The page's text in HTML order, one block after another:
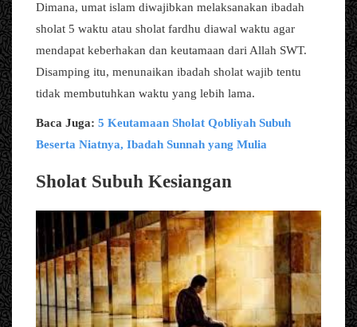
Dimana, umat islam diwajibkan melaksanakan ibadah
sholat 5 waktu atau sholat fardhu diawal waktu agar
mendapat keberhakan dan keutamaan dari Allah SWT.
Disamping itu, menunaikan ibadah sholat wajib tentu
tidak membutuhkan waktu yang lebih lama.
Baca Juga: 5 Keutamaan Sholat Qobliyah Subuh
Beserta Niatnya, Ibadah Sunnah yang Mulia
Sholat Subuh Kesiangan